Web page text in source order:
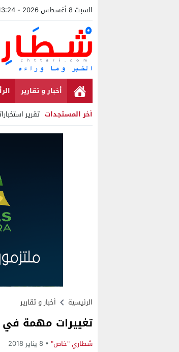
السبت 8 أغسطس 2026 - 13:24 مساءً
أخبار و تقارير
أخر المستجدات تقرير
Stop
الرئيسية أخبار و تقارير
تغييرات مهمة في
شطاري "خاص" 8 يناير 2018